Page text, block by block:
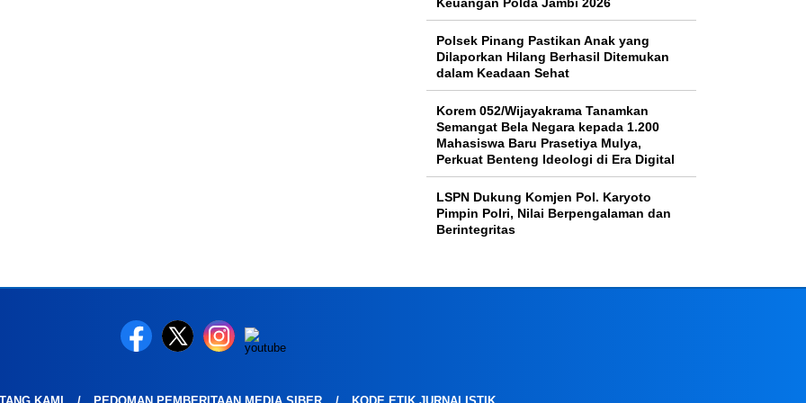
Keuangan Polda Jambi 2026
Polsek Pinang Pastikan Anak yang
Dilaporkan Hilang Berhasil Ditemukan
dalam Keadaan Sehat
Korem 052/Wijayakrama Tanamkan
Semangat Bela Negara kepada 1.200
Mahasiswa Baru Prasetiya Mulya,
Perkuat Benteng Ideologi di Era Digital
LSPN Dukung Komjen Pol. Karyoto
Pimpin Polri, Nilai Berpengalaman dan
Berintegritas